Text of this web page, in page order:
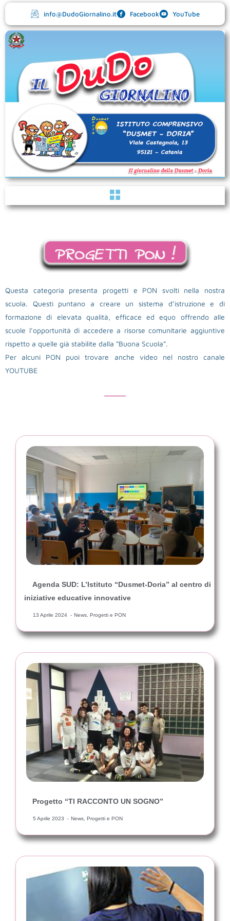
contenuto
info@DudoGiornalino.it Facebook YouTube
Menu
Questa categoria presenta progetti e PON svolti nella nostra
scuola. Questi puntano a creare un sistema d’istruzione e di
formazione di elevata qualità, efficace ed equo offrendo alle
scuole l’opportunità di accedere a risorse comunitarie aggiuntive
rispetto a quelle già stabilite dalla “Buona Scuola”.
Per alcuni PON puoi trovare anche video nel nostro canale
YOUTUBE
Agenda SUD: L’Istituto “Dusmet-Doria” al centro di
iniziative educative innovative
13 Aprile 2024 News Progetti e PON
Progetto “TI RACCONTO UN SOGNO”
5 Aprile 2023 News Progetti e PON